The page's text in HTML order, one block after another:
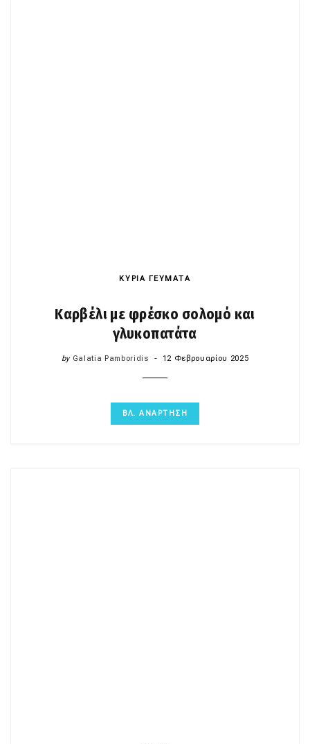
ΚΥΡΙΑ ΓΕΥΜΑΤΑ
Καρβέλι με φρέσκο σολομό και
γλυκοπατάτα
by Galatia Pamboridis 12 Φεβρουαρίου 2025
ΒΛ. ΑΝΑΡΤΗΣΗ